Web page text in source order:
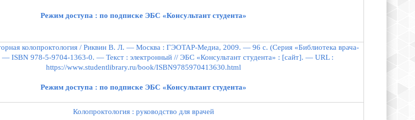
Режим доступа : по подписке ЭБС «Консультант студента»
колопроктология / Риквин В. Л. — Москва : ГЭОТАР-Медиа, 2009. — 96 с. (Серия «Библиотека врача-
— ISBN 978-5-9704-1363-0. — Текст : электронный // ЭБС «Консультант студента» : [сайт]. — URL :
https://www.studentlibrary.ru/book/ISBN9785970413630.html
Режим доступа : по подписке ЭБС «Консультант студента»
Колопроктология: руководство для врачей